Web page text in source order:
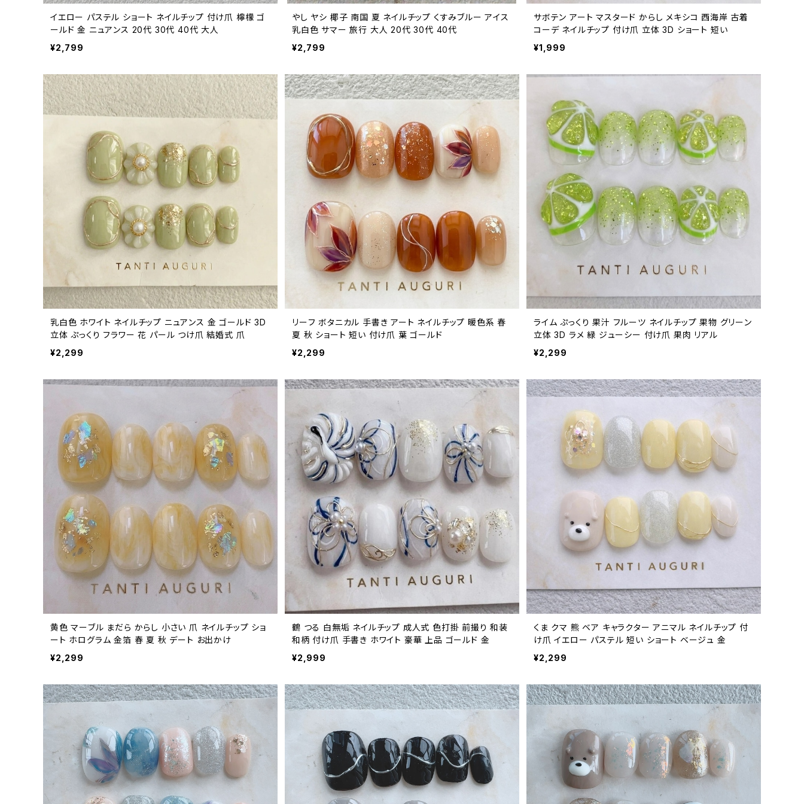
イエロー パステル ショート ネイルチップ 付け爪 檸檬 ゴ
ールド 金 ニュアンス 20代 30代 40代 大人
¥2,799
やし ヤシ 椰子 南国 夏 ネイルチップ くすみブルー アイス
乳白色 サマー 旅行 大人 20代 30代 40代
¥2,799
サボテン アート マスタード からし メキシコ 西海岸 古着
コーデ ネイルチップ 付け爪 立体 3D ショート 短い
¥1,999
乳白色 ホワイト ネイルチップ ニュアンス 金 ゴールド 3D
立体 ぷっくり フラワー 花 パール つけ爪 結婚式 爪
¥2,299
リーフ ボタニカル 手書き アート ネイルチップ 暖色系 春
夏 秋 ショート 短い 付け爪 葉 ゴールド
¥2,299
ライム ぷっくり 果汁 フルーツ ネイルチップ 果物 グリーン
立体 3D ラメ 緑 ジューシー 付け爪 果肉 リアル
¥2,299
黄色 マーブル まだら からし 小さい 爪 ネイルチップ ショ
ート ホログラム 金箔 春 夏 秋 デート お出かけ
¥2,299
鶴 つる 白無垢 ネイルチップ 成人式 色打掛 前撮り 和装
和柄 付け爪 手書き ホワイト 豪華 上品 ゴールド 金
¥2,999
くま クマ 熊 ベア キャラクター アニマル ネイルチップ 付
け爪 イエロー パステル 短い ショート ベージュ 金
¥2,299